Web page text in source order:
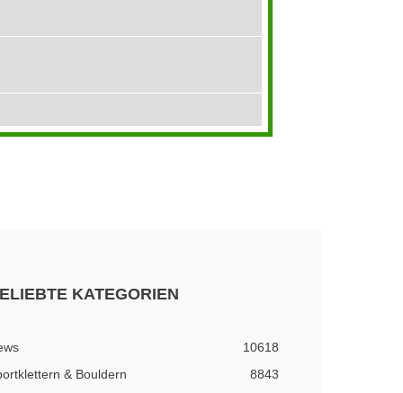
KATEGORIEN
10618
& Bouldern
8843